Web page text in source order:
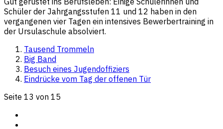
Schüler der Jahrgangsstufen 11 und 12 haben in den
vergangenen vier Tagen ein intensives Bewerbertraining in
der Ursulaschule absolviert.
Tausend Trommeln
Big Band
Besuch eines Jugendoffiziers
Eindrücke vom Tag der offenen Tür
Seite 13 von 15